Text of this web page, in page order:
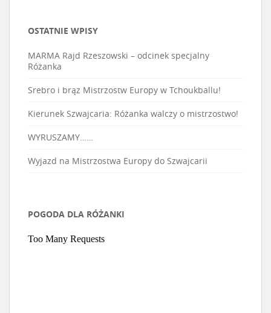
OSTATNIE WPISY
MARMA Rajd Rzeszowski – odcinek specjalny
Różanka
Srebro i brąz Mistrzostw Europy w Tchoukballu!
Kierunek Szwajcaria: Różanka walczy o mistrzostwo!
WYRUSZAMY……
Wyjazd na Mistrzostwa Europy do Szwajcarii
POGODA DLA RÓŻANKI